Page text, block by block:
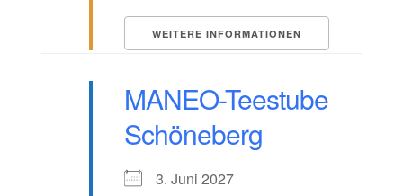
WEITERE INFORMATIONEN
MANEO-Teestube
Schöneberg
3. Juni 2027